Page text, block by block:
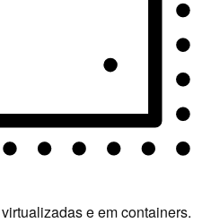
e em containers.